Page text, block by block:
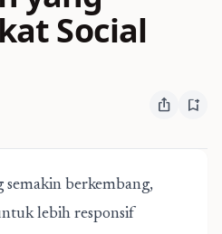
Social
ios_share bookmark_add
semakin berkembang,
lebih responsif